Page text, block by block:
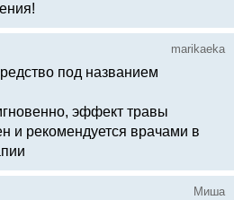
marikaeka
под названием
эффект травы
и рекомендуется врачами в
Миша